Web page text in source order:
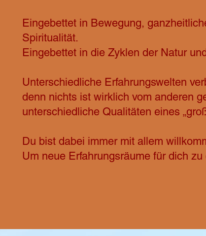
Eingebettet in Bewegung,
Spiritualität.
Eingebettet in die Zyklen der Natur
Unterschiedliche Erfahrungswelten
denn nichts ist wirklich vom anderen
unterschiedliche Qualitäten eines
Du bist dabei immer mit allem
Um neue Erfahrungsräume für dich zu